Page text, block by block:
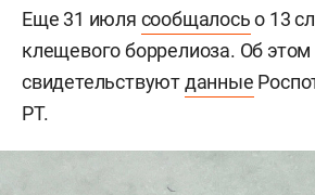
Еще 31 июля сообщалосьо 13
клещевого боррелиоза. Об этом
свидетельствуютданные
РТ.